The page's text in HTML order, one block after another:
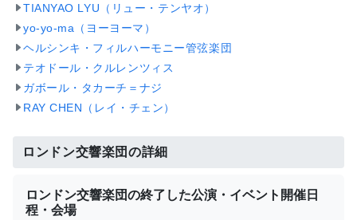
TIANYAO LYU（リュー・テンヤオ）
yo-yo-ma（ヨーヨーマ）
ヘルシンキ・フィルハーモニー管弦楽団
テオドール・クルレンツィス
ガボール・タカーチ＝ナジ
RAY CHEN（レイ・チェン）
ロンドン交響楽団の詳細
ロンドン交響楽団の終了した公演・イベント開催日
程・会場